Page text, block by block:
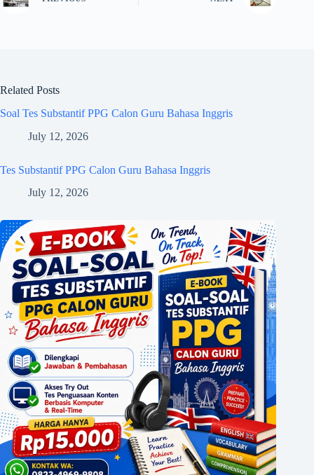
Related Posts
Soal Tes Substantif PPG Calon Guru Bahasa Inggris
July 12, 2026
Tes Substantif PPG Calon Guru Bahasa Inggris
July 12, 2026